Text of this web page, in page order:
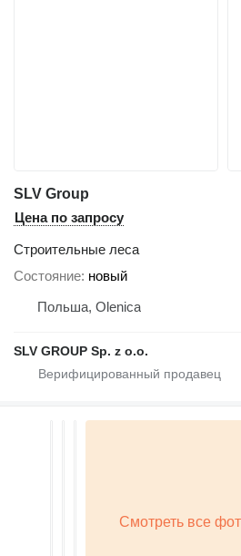
SLV Group
Цена по запросу
Строительные леса
Состояние новый
Польша, Olenica
SLV GROUP Sp. z o.o.